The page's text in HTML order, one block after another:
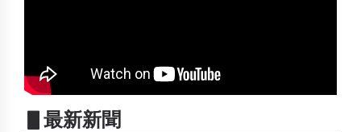
▋最新新聞